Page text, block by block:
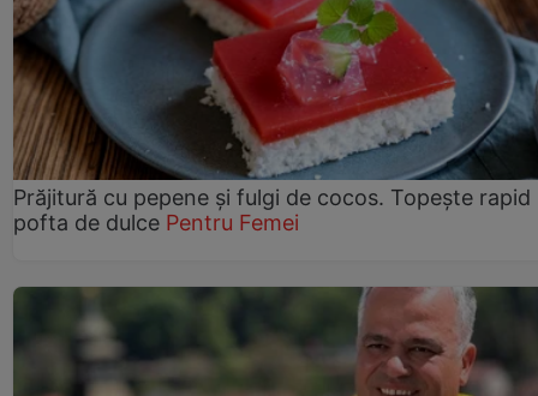
Prăjitură cu pepene şi fulgi de cocos. Topește rapid
pofta de dulce Pentru Femei